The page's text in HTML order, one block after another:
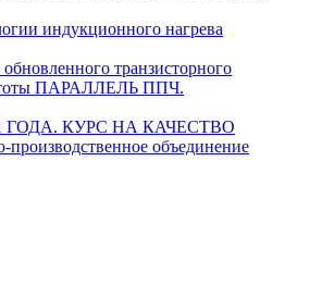
индукционного нагрева
транзисторного
ПАРАЛЛЕЛЬ ППЧ.
ГОДА. КУРС НА КАЧЕСТВО